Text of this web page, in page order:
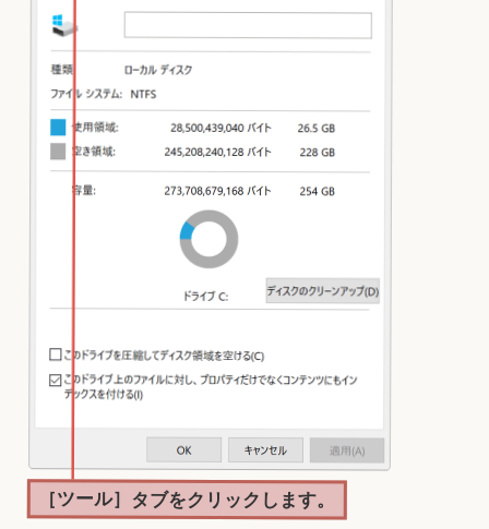
［ツール］タブをクリックします。